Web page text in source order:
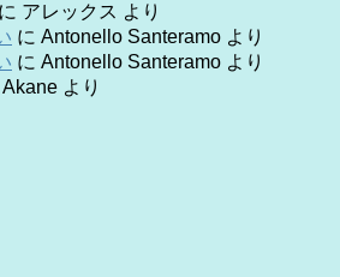
に アレックス より
に Antonello Santeramo より
に Antonello Santeramo より
Akane より